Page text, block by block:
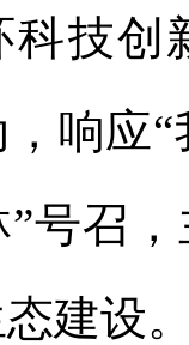
科技创
响应
号召
建设